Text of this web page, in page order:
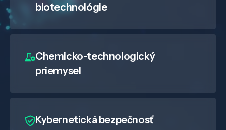
biotechnológie
Chemicko-technologický
priemysel
Kybernetická bezpečnosť